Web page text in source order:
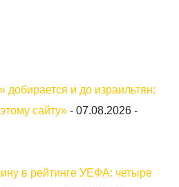
добирается и до израильтян:
сайту» -07.08.2026 -
в рейтинге УЕФА: четыре